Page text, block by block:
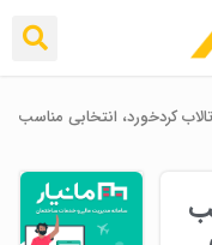
تالاب کردخورد، انتخابی مناسب